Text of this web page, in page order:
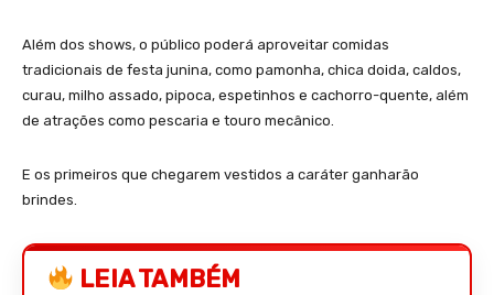
Além dos shows, o público poderá aproveitar comidas
tradicionais de festa junina, como pamonha, chica doida, caldos,
curau, milho assado, pipoca, espetinhos e cachorro-quente, além
de atrações como pescaria e touro mecânico.
E os primeiros que chegarem vestidos a caráter ganharão
brindes.
LEIA TAMBÉM